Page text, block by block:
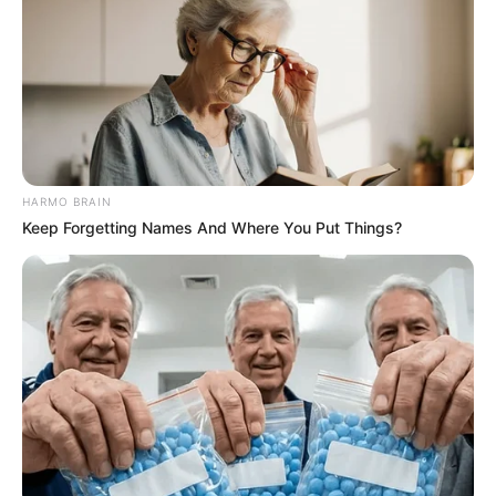
Schierke und Thale gibt es an verschiedenen
Standorten mehrere Abenteuerstationen, an denen
einmalige Erlebnisse möglich sind. Hierzu gehören
eine Megazipline, an der die Gäste an einem Seil
hängend in die Tiefe rauschen können, Wallrunning
an der Mauer des Stausees bei Thale und Touren
mit dem Segway. Informationen unter www.harzdren
alin.de
Königshütter Wasserfall - Am Ortsrand von
Königshütte kann ein künstlich angelegter
Wasserfall bewundert werden. Ein kurzer
Wanderweg führt hier außerdem zu einem
Aussichtspunkt. Informationen unter
Königshütter W
asserfall.
Blankenburg (Harz) - Die in der Übergangszone
vom Harzvorland in den Harz liegende Stadt besitzt
neben einem Schloss mehrere historische Gärten,
HARMO BRAIN
Keep Forgetting Names And Where You Put Things?